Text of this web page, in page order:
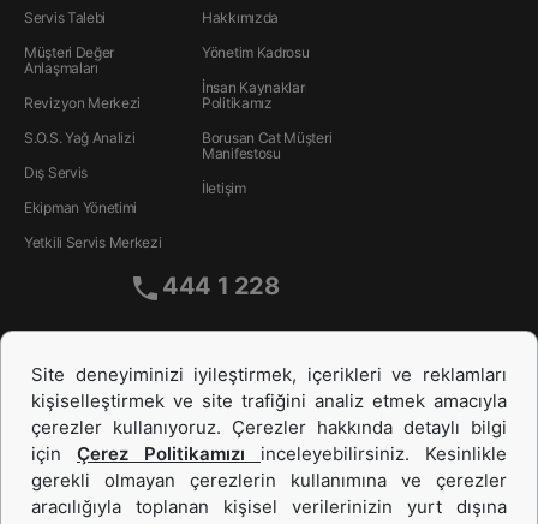
Servis Talebi
Müşteri Değer
Anlaşmaları
Revizyon Merkezi
S.O.S. Yağ Analizi
Dış Servis
Ekipman Yönetimi
Yetkili Servis Merkezi
Hakkımızda
Yönetim Kadrosu
İnsan Kaynakları
Politikamız
Borusan Cat Müşteri
Manifestosu
İletişim
444 1 228
Site deneyiminizi iyileştirmek, içerikleri ve reklamları
kişiselleştirmek ve site trafiğini analiz etmek amacıyla
çerezler kullanıyoruz. Çerezler hakkında detaylı bilgi
için Çerez Politikamızı inceleyebilirsiniz. Kesinlikle
gerekli olmayan çerezlerin kullanımına ve çerezler
aracılığıyla toplanan kişisel verilerinizin yurt dışına